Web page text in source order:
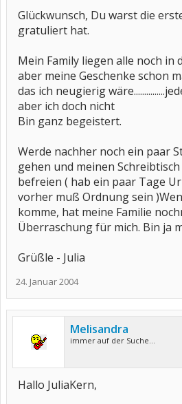
Glückwunsch, Du warst die
gratuliert hat.
Mein Family liegen alle noch in
aber meine Geschenke schon
das ich neugierig
aber ich doch nicht
Bin ganz begeistert.
Werde nachher noch ein paar
gehen und meinen
befreien ( hab ein paar Tage
vorher muß Ordnung sein
komme, hat meine Familie
Überraschung für mich. Bin ja
Grüßle - Julia
24. Januar 2004
Melisandra
immer auf der Suche...
Hallo JuliaKern,